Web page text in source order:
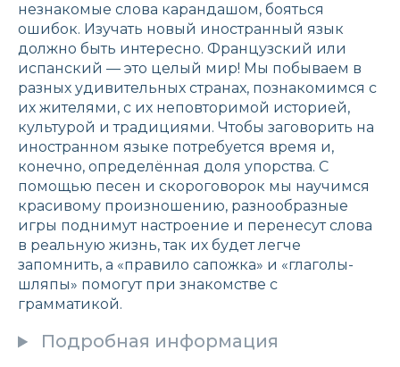
незнакомые слова карандашом, бояться
ошибок. Изучать новый иностранный язык
должно быть интересно. Французский или
испанский — это целый мир! Мы побываем в
разных удивительных странах, познакомимся с
их жителями, с их неповторимой историей,
культурой и традициями. Чтобы заговорить на
иностранном языке потребуется время и,
конечно, определённая доля упорства. С
помощью песен и скороговорок мы научимся
красивому произношению, разнообразные
игры поднимут настроение и перенесут слова
в реальную жизнь, так их будет легче
запомнить, а «правило сапожка» и «глаголы-
шляпы» помогут при знакомстве с
грамматикой.
Подробная информация